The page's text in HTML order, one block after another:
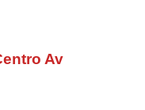
Av